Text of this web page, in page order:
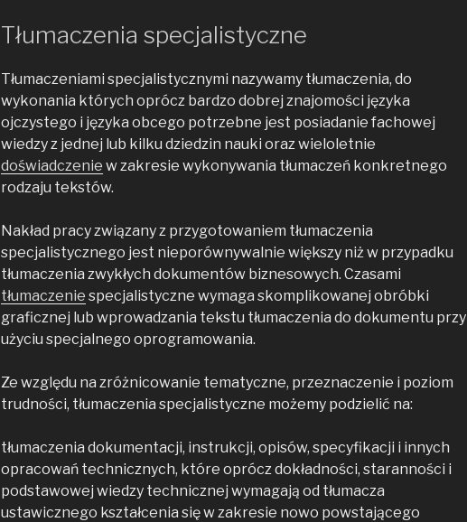
Tłumaczenia specjalistyczne
Tłumaczeniami specjalistycznymi nazywamy tłumaczenia, do
wykonania których oprócz bardzo dobrej znajomości języka
ojczystego i języka obcego potrzebne jest posiadanie fachowej
wiedzy z jednej lub kilku dziedzin nauki oraz wieloletnie
doświadczenie w zakresie wykonywania tłumaczeń konkretnego
rodzaju tekstów.
Nakład pracy związany z przygotowaniem tłumaczenia
specjalistycznego jest nieporównywalnie większy niż w przypadku
tłumaczenia zwykłych dokumentów biznesowych. Czasami
tłumaczenie specjalistyczne wymaga skomplikowanej obróbki
graficznej lub wprowadzania tekstu tłumaczenia do dokumentu przy
użyciu specjalnego oprogramowania.
Ze względu na zróżnicowanie tematyczne, przeznaczenie i poziom
trudności, tłumaczenia specjalistyczne możemy podzielić na:
tłumaczenia dokumentacji, instrukcji, opisów, specyfikacji i innych
opracowań technicznych, które oprócz dokładności, staranności i
podstawowej wiedzy technicznej wymagają od tłumacza
ustawicznego kształcenia się w zakresie nowo powstającego